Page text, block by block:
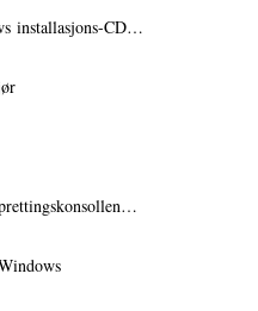
installasjons-CD…